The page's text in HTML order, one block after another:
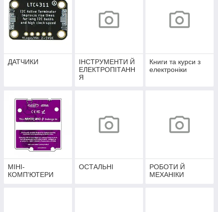
ДАТЧИКИ
ІНСТРУМЕНТИ Й
ЕЛЕКТРОПІТАНН
Я
Книги та курси з
електроніки
МІНІ-
КОМП'ЮТЕРИ
ОСТАЛЬНІ
РОБОТИ Й
МЕХАНІКИ